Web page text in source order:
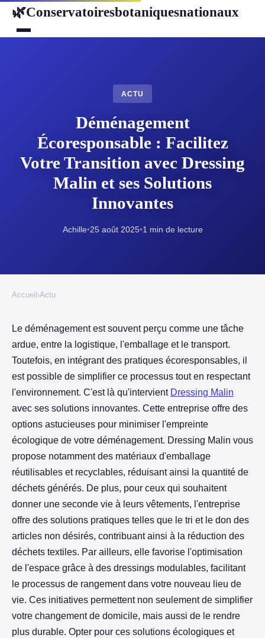
🌿Conservatoiresbotaniquesnationaux
ACTU
Déménagement
Écoresponsable : Facilitez
Votre Transition avec Dressing
Malin et ses Solutions
Innovantes
Achille•25 août 2025•1 min de lecture
Accueil ›Actu
Le déménagement est souvent perçu comme une tâche
ardue, entre la logistique, l'emballage et le transport.
Toutefois, en intégrant des pratiques écoresponsables, il
est possible de simplifier ce processus tout en respectant
l'environnement. C'est là qu'intervient Dressing Malin
avec ses solutions innovantes. Cette entreprise offre des
options astucieuses pour minimiser l'empreinte
écologique de votre déménagement. Dressing Malin vous
propose notamment des matériaux d'emballage
réutilisables et recyclables, réduisant ainsi la quantité de
déchets générés. De plus, pour ceux qui souhaitent
donner une seconde vie à leurs vêtements, l'entreprise
offre des solutions pratiques telles que le tri et le don des
articles non désirés, contribuant ainsi à la réduction des
déchets textiles. Par ailleurs, elle favorise l'optimisation
de l'espace grâce à des dressings modulables, facilitant
le processus de rangement dans votre nouveau lieu de
vie. Ces initiatives permettent non seulement de simplifier
votre changement de domicile, mais aussi de le rendre
plus durable. Opter pour ces solutions écologiques et